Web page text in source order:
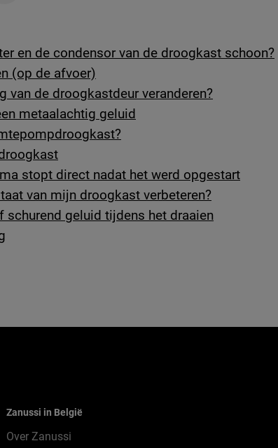
en de condensor van de droogkast schoon?
(op de afvoer)
van de droogkastdeur veranderen?
metaalachtig geluid
stopt direct nadat het werd opgestart
van mijn droogkast verbeteren?
schurend geluid tijdens het draaien
Zanussi in België
Over Zanussi